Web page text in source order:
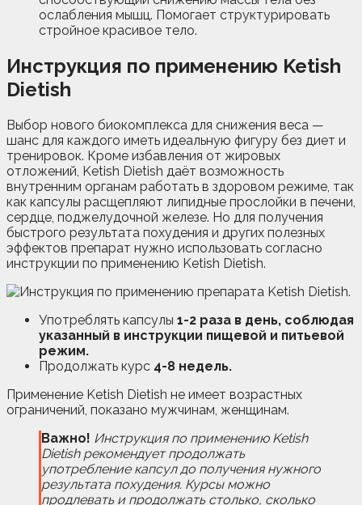
ослабления мышц. Помогает структурировать
стройное красивое тело.
Инструкция по применению Ketish
Dietish
Выбор нового биокомплекса для снижения веса —
шанс для каждого иметь идеальную фигуру без диет и
тренировок. Кроме избавления от жировых
отложений, Ketish Dietish даёт возможность
внутренним органам работать в здоровом режиме, так
как капсулы расщепляют липидные прослойки в печени,
сердце, поджелудочной железе. Но для получения
быстрого результата похудения и других полезных
эффектов препарат нужно использовать согласно
инструкции по применению Ketish Dietish.
Употреблять капсулы 1-2 раза в день, соблюдая
указанный в инструкции пищевой и питьевой
режим.
Продолжать курс 4-8 недель.
Применение Ketish Dietish не имеет возрастных
ограничений, показано мужчинам, женщинам.
Важно! Инструкция по применению Ketish
Dietishрекомендует продолжать
употребление капсул до получения нужного
результата похудения. Курсы можно
продлевать и продолжать столько, сколько